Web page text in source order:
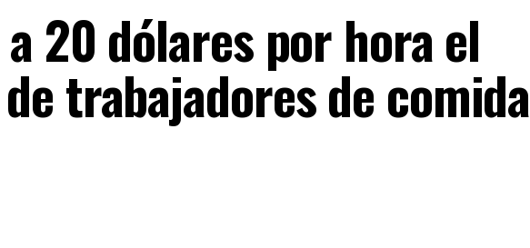
20 dólares por hora el
trabajadores de comida